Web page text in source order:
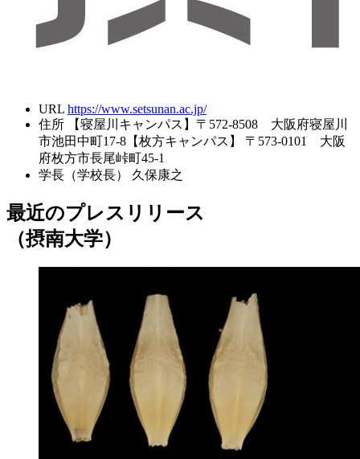
URL https://www.setsunan.ac.jp/
住所
【寝屋川キャンパス】〒572-8508 大阪府寝屋川
市池田中町17-8【枚方キャンパス】 〒573-0101 大阪
府枚方市長尾峠町45-1
学長（学校長）
久保康之
最近のプレスリリース
（摂南大学）